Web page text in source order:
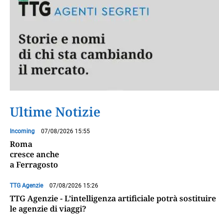
Ultime Notizie
Incoming 07/08/2026 15:55
Roma
cresce anche
a Ferragosto
TTG Agenzie 07/08/2026 15:26
TTG Agenzie - L’intelligenza artificiale potrà sostituire
le agenzie di viaggi?